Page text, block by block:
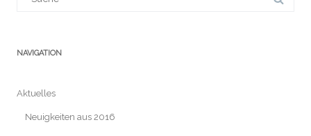
NAVIGATION
Aktuelles
Neuigkeiten aus 2016